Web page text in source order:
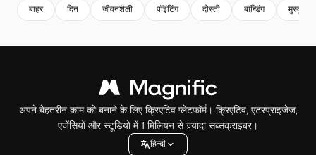
बाहर दिन जीवनशैली पॉइंटिंग दोस्ती बॉन्डिंग मुस्कुराते
अपने बेहतरीन काम को बनाने के लिए क्रिएटिव प्लेटफॉर्म। क्रिएटिव, एंटरप्राइजेज,
एजेंसियों और स्टूडियो में 1 मिलियन से ज़्यादा सब्सक्राइबर।
हिन्दी